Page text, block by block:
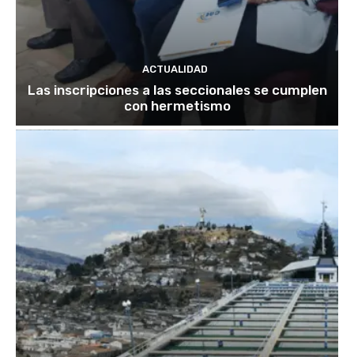
ACTUALIDAD
Las inscripciones a las seccionales se cumplen
con hermetismo